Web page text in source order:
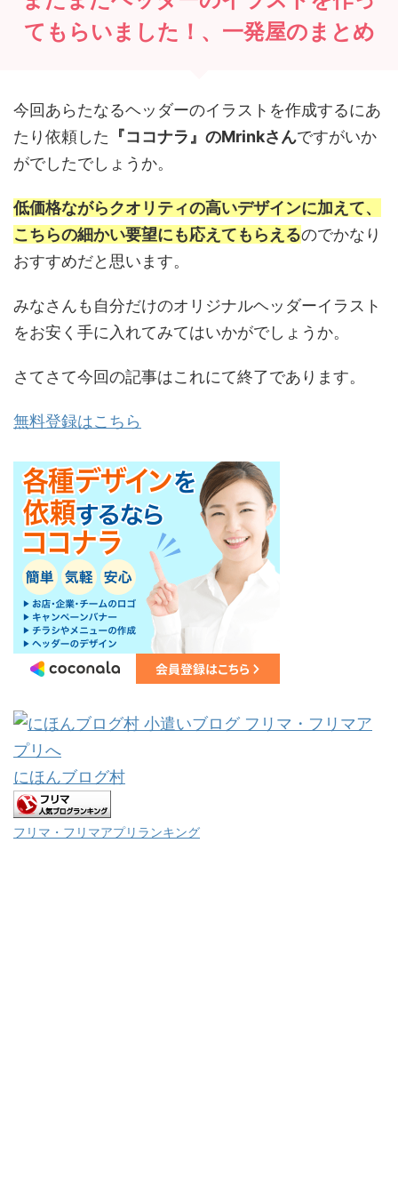
てもらいました！、一発屋のまとめ
今回あらたなるヘッダーのイラストを作成するにあ
たり依頼した 『ココナラ』のMrinkさんですがいか
がでしたでしょうか。
低価格ながらクオリティの高いデザインに加えて、
こちらの細かい要望にも応えてもらえるのでかなり
おすすめだと思います。
みなさんも自分だけのオリジナルヘッダーイラスト
をお安く手に入れてみてはいかがでしょうか。
さてさて今回の記事はこれにて終了であります。
無料登録はこちら
にほんブログ村
フリマ・フリマアプリランキング